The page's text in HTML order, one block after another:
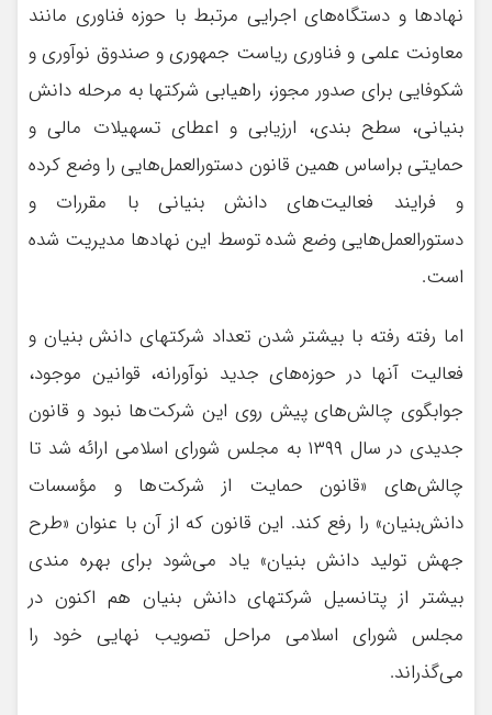
نهادها و دستگاه‌های اجرایی مرتبط با حوزه فناوری مانند
معاونت علمی و فناوری ریاست جمهوری و صندوق نوآوری و
شکوفایی برای صدور مجوز، راهیابی شرکتها به مرحله دانش
بنیانی، سطح بندی، ارزیابی و اعطای تسهیلات مالی و
حمایتی براساس همین قانون دستورالعمل‌هایی را وضع کرده
و فرایند فعالیت‌های دانش بنیانی با مقررات و
دستورالعمل‌هایی وضع شده توسط این نهادها مدیریت شده
است.
اما رفته رفته با بیشتر شدن تعداد شرکتهای دانش بنیان و
فعالیت آنها در حوزه‌های جدید نوآورانه، قوانین موجود،
جوابگوی چالش‌های پیش روی این شرکت‌ها نبود و قانون
جدیدی در سال ۱۳۹۹ به مجلس شورای اسلامی ارائه شد تا
چالش‌های «قانون حمایت از شرکت‌ها و مؤسسات
دانش‌بنیان» را رفع کند. این قانون که از آن با عنوان «طرح
جهش تولید دانش بنیان» یاد می‌شود برای بهره مندی
بیشتر از پتانسیل شرکتهای دانش بنیان هم اکنون در
مجلس شورای اسلامی مراحل تصویب نهایی خود را
می‌گذراند.